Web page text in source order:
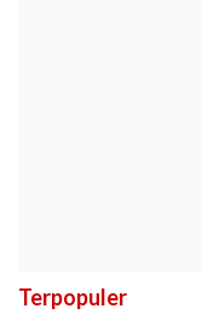
Terpopuler